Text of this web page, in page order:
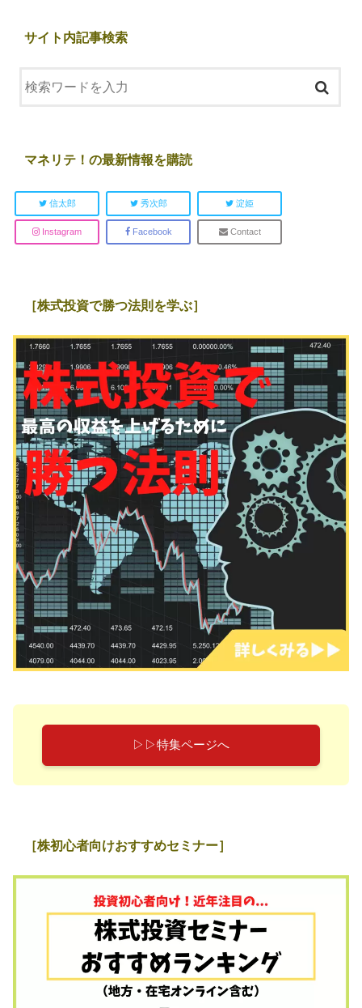
サイト内記事検索
マネリテ！の最新情報を購読
信太郎 秀次郎 淀姫
Instagram Facebook Contact
［株式投資で勝つ法則を学ぶ］
▷▷特集ページへ
［株初心者向けおすすめセミナー］